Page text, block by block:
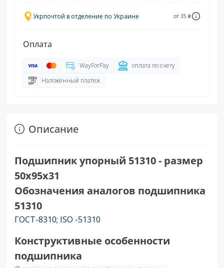
Укрпочтой в отделение по Украине от 35 ₴
Оплата
WayForPay
оплата по счету
Наложенный платеж
Описание
Подшипник упорный 51310 - размер
50х95х31
Обозначения аналогов подшипника
51310
ГОСТ-8310; ISO -51310
Конструктивные особенности
подшипника